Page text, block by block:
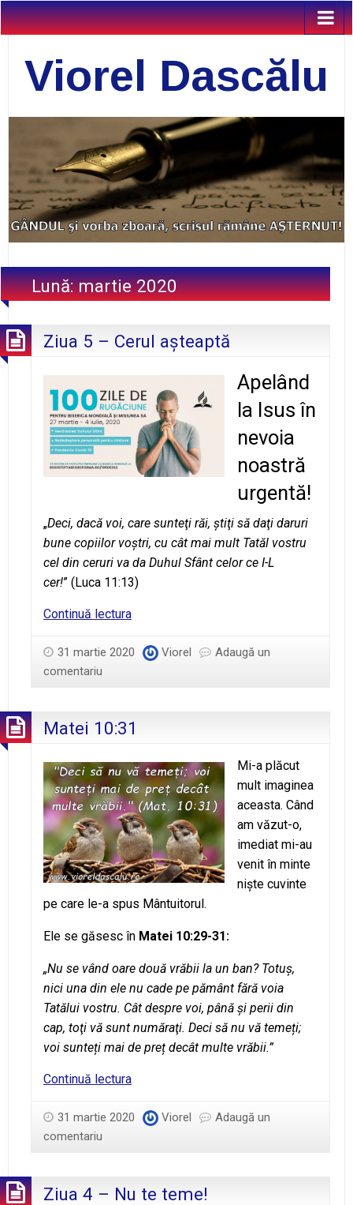
Viorel Dascălu
Lună:martie 2020
Ziua 5 – Cerul aşteaptă
Apelând
la Isus în
nevoia
noastră
urgentă!
„Deci, dacă voi, care sunteţi răi, ştiţi să daţi daruri
bune copiilor voştri, cu cât mai mult Tatăl vostru
cel din ceruri va da Duhul Sfânt celor ce I-L
cer!” (Luca 11:13)
Continuă lecturaZiua
–
31 martie 2020 Viorel
Adaugă un
comentariu
Matei 10:31
Mi-a plăcut
mult imaginea
aceasta. Când
am văzut-o,
imediat mi-au
venit în minte
nişte cuvinte
pe care le-a spus Mântuitorul.
Ele se găsesc în Matei 10:29-31:
„Nu se vând oare două vrăbii la un ban? Totuş,
nici una din ele nu cade pe pământ fără voia
Tatălui vostru. Cât despre voi, până şi perii din
cap, toţi vă sunt număraţi. Deci să nu vă temeți;
voi sunteți mai de preț decât multe vrăbii.”
Continuă lecturaMatei
31 martie 2020 Viorel
Adaugă un
comentariu
Ziua 4 – Nu te teme!